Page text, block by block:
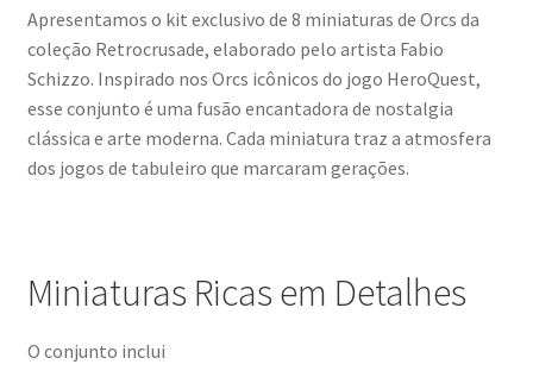
Apresentamos o kit exclusivo de 8 miniaturas de Orcs da
coleção Retrocrusade, elaborado pelo artista Fabio
Schizzo. Inspirado nos Orcs icônicos do jogo HeroQuest,
esse conjunto é uma fusão encantadora de nostalgia
clássica e arte moderna. Cada miniatura traz a atmosfera
dos jogos de tabuleiro que marcaram gerações.
Miniaturas Ricas em Detalhes
O conjunto inclui